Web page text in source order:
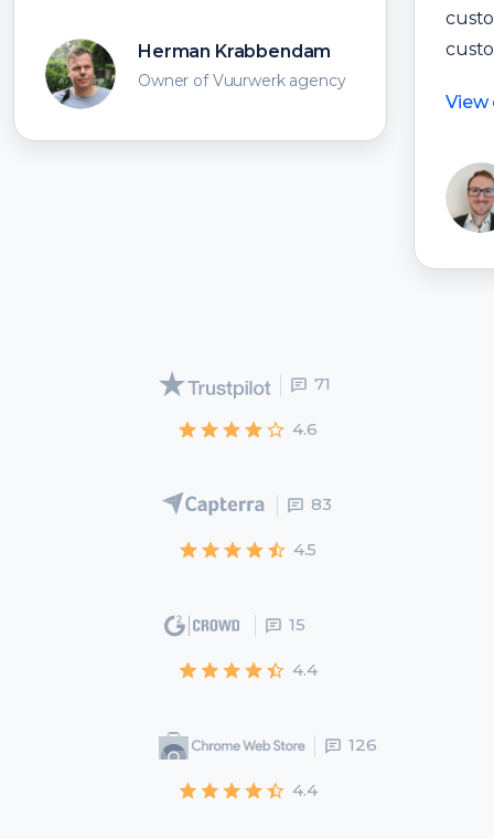
Herman Krabbendam
Owner of Vuurwerk agency
View
71
4.6
83
4.5
15
4.4
126
4.4